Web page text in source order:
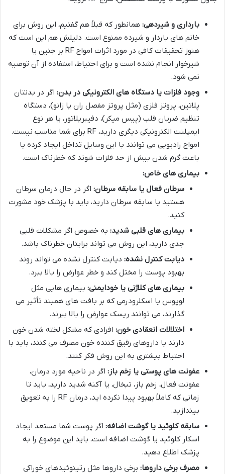
بارداری و شیردهی: همانطور که قبلاً هم گفتیم، این روش برای
خانم های باردار و شیرده ممنوع است. دلیلش هم این است که
هنوز تحقیقات کافی در مورد اثرات امواج RF بر جنین یا
شیرخوار انجام نشده است و برای احتیاط، استفاده از آن توصیه
نمی شود.
وجود فلزات یا دستگاه های الکترونیکی در بدن: اگر در بدنتان
پلاتین، پروتز فلزی (مثل پروتز مفصل ران یا زانو)، دستگاه
تنظیم ضربان قلب (پیس میکر)، دفیبریلاتور، یا هر نوع
ایمپلنت الکترونیکی دیگری دارید، RF برای شما مناسب نیست.
امواج رادیویی می توانند با این وسایل تداخل ایجاد کرده یا
باعث گرم شدن بیش از حد فلزات شوند که خطرناک است.
بیماری های خاص:
سرطان فعال یا سابقه سرطان: اگر در حال درمان سرطان
هستید یا سابقه سرطان دارید، باید با پزشک خود مشورت
کنید.
بیماری های قلبی شدید: به خصوص اگر مشکلات قلبی
جدی دارید، این روش می تواند برایتان خطرناک باشد.
دیابت کنترل نشده: دیابت کنترل نشده می تواند روند
بهبود پوست را مختل کند و خطر عوارض را بالا ببرد.
بیماری های کلاژنی یا خودایمنی: بیماری هایی مثل
لوپوس یا اسکلرودرمی که بر بافت های همبند تأثیر می
گذارند، می توانند ریسک عوارض را بالا ببرند.
اختلالات انعقادی خون: افرادی که مشکل لخته شدن خون
دارند یا داروهای رقیق کننده خون مصرف می کنند، باید با
احتیاط بیشتری به این روش فکر کنند.
عفونت های پوستی یا زخم باز: اگر در ناحیه مورد درمان،
عفونت فعال، زخم باز، تبخال، یا آکنه شدید دارید، باید تا
زمانی که کاملاً بهبود پیدا نکرده اید، درمان RF را به تعویق
بیندازید.
سابقه کلوئید یا گوشت اضافه: اگر پوست شما مستعد ایجاد
اسکار کلوئید یا گوشت اضافه است، باید این موضوع را به
پزشک اطلاع دهید.
مصرف برخی داروها: برخی داروها مثل رتینوئیدهای خوراکی